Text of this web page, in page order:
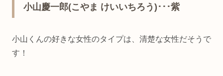
小山慶一郎(こやま けいいちろう)･･･紫
小山くんの好きな女性のタイプは、 清楚な女性だそうで
す！